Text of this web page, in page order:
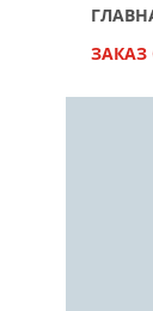
ЗАКАЗ